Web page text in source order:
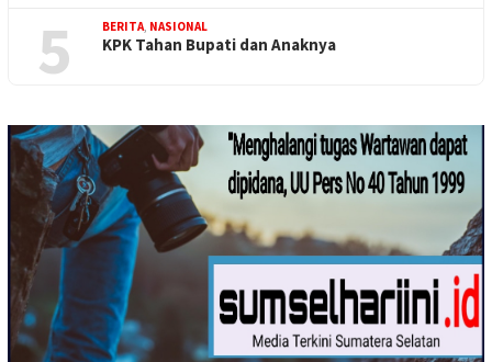
5 BERITA, NASIONAL
KPK Tahan Bupati dan Anaknya